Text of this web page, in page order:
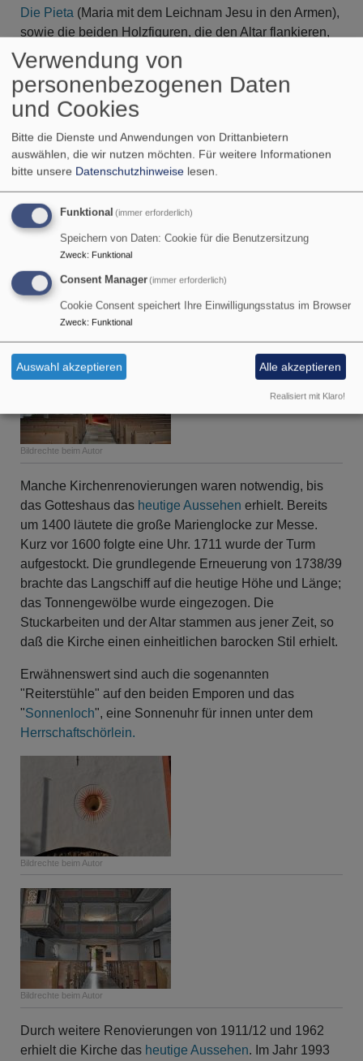
beim Autor
Die Pieta (Maria mit dem Leichnam Jesu in den Armen),
sowie die beiden Holzfiguren, die den Altar flankieren,
stammen aus der vorreformatorischen Zeit. Die linke
Figur zeigt Johannes den Täufer, die rechte den
Märtyrer Laurentius. Alle diese Kunstschätze stammen
aus der Zeit, als Vorra Filialkirche von Eschenbach war.
Erst 1497 wurde Vorra eine selbstständige
Kirchengemeinde.Die Reformation hielt erst 1597
Einzug, zeitgleich mit der Übernahme des Ortes durch
Carl von Tetzel.
Bildrechte beim Autor
Manche Kirchenrenovierungen waren notwendig, bis
das Gotteshaus das heutige Aussehen erhielt. Bereits
um 1400 läutete die große Marienglocke zur Messe.
Kurz vor 1600 folgte eine Uhr. 1711 wurde der Turm
aufgestockt. Die grundlegende Erneuerung von 1738/39
brachte das Langschiff auf die heutige Höhe und Länge;
das Tonnengewölbe wurde eingezogen. Die
Stuckarbeiten und der Altar stammen aus jener Zeit, so
daß die Kirche einen einheitlichen barocken Stil erhielt.
Bildrechte beim Autor
Erwähnenswert sind auch die sogenannten
"Reiterstühle" auf den beiden Emporen und das
"Sonnenloch", eine Sonnenuhr für innen unter dem
Herrschaftschörlein.
Bildrechte beim Autor
Durch weitere Renovierungen von 1911/12 und 1962
erhielt die Kirche das heutige Aussehen. Im Jahr 1993
Verwendung von
personenbezogenen Daten
und Cookies
Bitte die Dienste und Anwendungen von Drittanbietern
auswählen, die wir nutzen möchten. Für weitere Informationen
bitte unsere Datenschutzhinweise lesen.
Funktional (immer erforderlich)
Speichern von Daten: Cookie für die Benutzersitzung
Zweck: Funktional
Consent Manager(immer erforderlich)
Cookie Consent speichert Ihre Einwilligungsstatus im Browser
Zweck: Funktional
Auswahl akzeptieren Alle akzeptieren
Realisiert mit Klaro!